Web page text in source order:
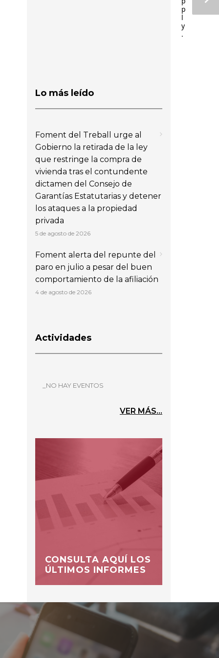
p
l
y
.
Lo más leído
Foment del Treball urge al
Gobierno la retirada de la ley
que restringe la compra de
vivienda tras el contundente
dictamen del Consejo de
Garantías Estatutarias y detener
los ataques a la propiedad
privada
5 de agosto de 2026
Foment alerta del repunte del
paro en julio a pesar del buen
comportamiento de la afiliación
4 de agosto de 2026
Actividades
_NO HAY EVENTOS
VER MÁS...
CONSULTA AQUÍ LOS
ÚLTIMOS INFORMES